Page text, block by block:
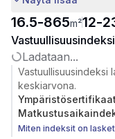
16.5-865m²12-
Vastuullisuusindeksi
Ladataan...
Vastuullisuusindeksi
keskiarvona.
Miten indeksit on